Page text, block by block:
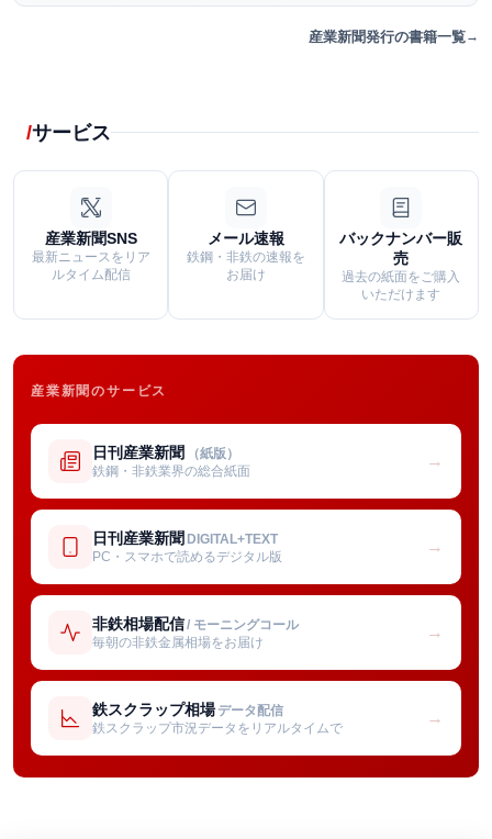
産業新聞発行の書籍一覧
サービス
産業新聞SNS
最新ニュースをリア
ルタイム配信
メール速報
鉄鋼・非鉄の速報を
お届け
バックナンバー販
売
過去の紙面をご購入
いただけます
産業新聞のサービス
日刊産業新聞 （紙版）
鉄鋼・非鉄業界の総合紙面
→
日刊産業新聞 DIGITAL+TEXT
PC・スマホで読めるデジタル版
→
非鉄相場配信/ モーニングコール
毎朝の非鉄金属相場をお届け
→
鉄スクラップ相場 データ配信
鉄スクラップ市況データをリアルタイムで
→